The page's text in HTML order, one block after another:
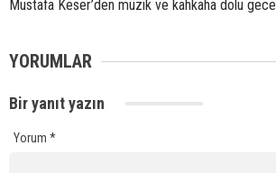
Mustafa Keser’den müzik ve kahkaha dolu gece
YORUMLAR
Bir yanıt yazın
Yorum *